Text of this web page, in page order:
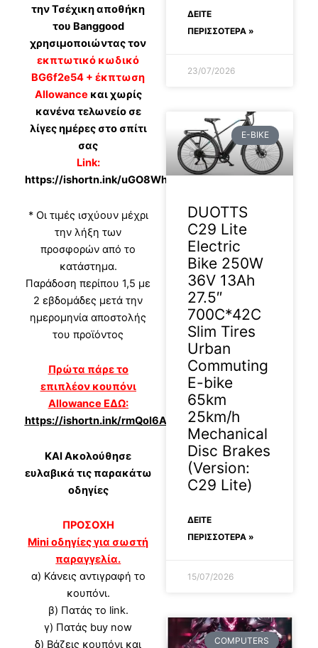
την Τσέχικη αποθήκη
του Banggood
χρησιμοποιώντας τον
εκπτωτικό κωδικό
BG6f2e54 + έκπτωση
Allowance και χωρίς
κανένα τελωνείο σε
λίγες ημέρες στο σπίτι
σας
Link:
https://ishortn.ink/uGO8WhcRm
* Οι τιμές ισχύουν μέχρι
την λήξη των
προσφορών από το
κατάστημα.
Παράδοση περίπου 1,5 με
2 εβδομάδες μετά την
ημερομηνία αποστολής
του προϊόντος
Πρώτα πάρε το
επιπλέον κουπόνι
Allowance ΕΔΩ:
https://ishortn.ink/rmQoI6AwN
ΚΑΙ Ακολούθησε
ευλαβικά τις παρακάτω
οδηγίες
ΠΡΟΣΟΧΗ
Mini οδηγίες για σωστή
παραγγελία.
α) Κάνεις αντιγραφή το
κουπόνι.
β) Πατάς το link.
γ) Πατάς buy now
δ) Βάζεις κουπόνι και
ΔΕΊΤΕ
ΠΕΡΙΣΣΟΤΕΡΑ »
23/07/2026
E-BIKE
DUOTTS
C29 Lite
Electric
Bike 250W
36V 13Ah
27.5″
700C*42C
Slim Tires
Urban
Commuting
E-bike
65km
25km/h
Mechanical
Disc Brakes
(Version:
C29 Lite)
ΔΕΊΤΕ
ΠΕΡΙΣΣΟΤΕΡΑ »
15/07/2026
COMPUTERS